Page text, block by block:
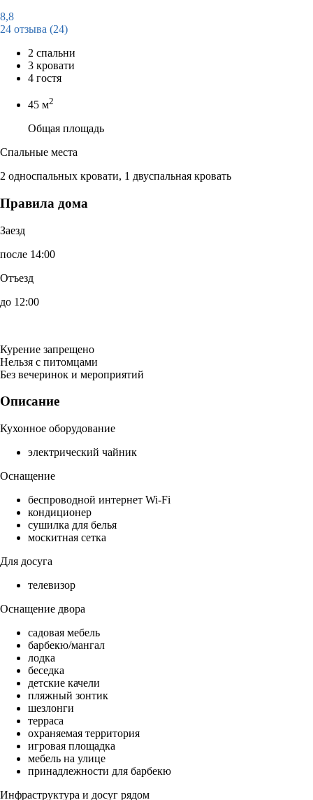
8,8
24 отзыва (24)
2 спальни
3 кровати
4 гостя
45 м2
Общая площадь
Спальные места
2 односпальных кровати, 1 двуспальная кровать
Правила дома
Заезд
после 14:00
Отъезд
до 12:00
Курение запрещено
Нельзя с питомцами
Без вечеринок и мероприятий
Описание
Кухонное оборудование
электрический чайник
Оснащение
беспроводной интернет Wi-Fi
кондиционер
сушилка для белья
москитная сетка
Для досуга
телевизор
Оснащение двора
садовая мебель
барбекю/мангал
лодка
беседка
детские качели
пляжный зонтик
шезлонги
терраса
охраняемая территория
игровая площадка
мебель на улице
принадлежности для барбекю
Инфраструктура и досуг рядом